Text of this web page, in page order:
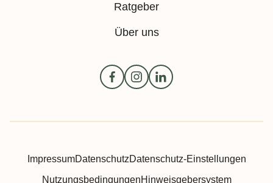
Magenbypass, Magenband, Schlauchmagen
Ratgeber
Über uns
ImpressumDatenschutzDatenschutz-Einstellungen
NutzungsbedingungenHinweisgebersystem